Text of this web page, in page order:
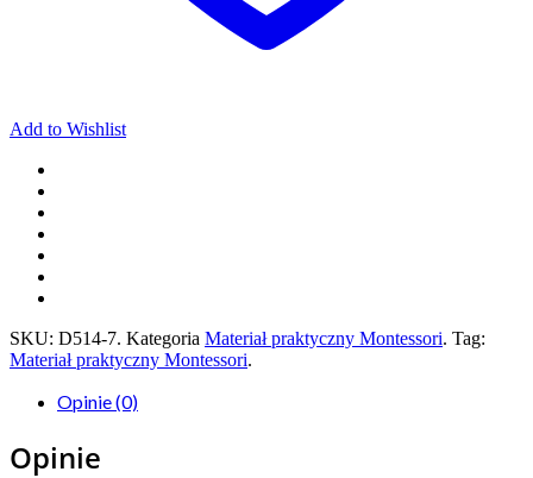
Add to Wishlist
SKU: D514-7. Kategoria Materiał praktyczny Montessori. Tag:
Materiał praktyczny Montessori.
Opinie (0)
Opinie